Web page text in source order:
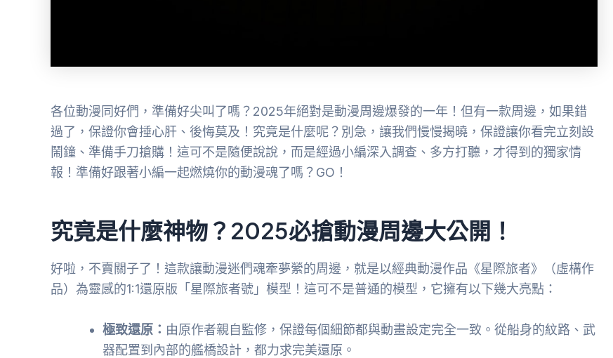
各位動漫同好們，準備好尖叫了嗎？2025年絕對是動漫周邊爆發的一年！但有一款周邊，如果錯
過了，保證你會捶心肝、後悔莫及！究竟是什麼呢？別急，讓我們慢慢揭曉，保證讓你看完立刻設
鬧鐘、準備手刀搶購！這可不是隨便說說，而是經過小編深入調查、多方打聽，才得到的獨家情
報！準備好跟著小編一起燃燒你的動漫魂了嗎？GO！
究竟是什麼神物？2025必搶動漫周邊大公開！
好啦，不賣關子了！這款讓動漫迷們魂牽夢縈的周邊，就是以經典動漫作品《星際旅者》（虛構作
品）為靈感的1:1還原版「星際旅者號」模型！這可不是普通的模型，它擁有以下幾大亮點：
極致還原： 由原作者親自監修，保證每個細節都與動畫設定完全一致。從船身的紋路、武
器配置到內部的艦橋設計，都力求完美還原。